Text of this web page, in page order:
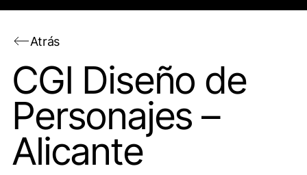
Atrás
CGI Diseño de
Personajes –
Alicante